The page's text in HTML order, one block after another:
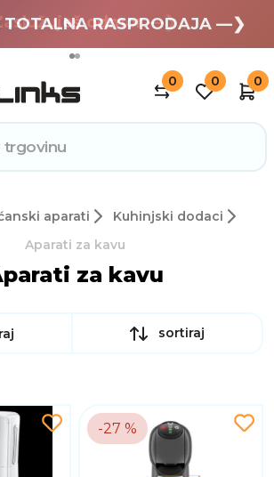
odmor —❯
TOTALNA RASPRODAJA —❯
0 0 0
aparati
Kuhinjski dodaci
Aparati za kavu
za kavu
sortiraj
-27 %